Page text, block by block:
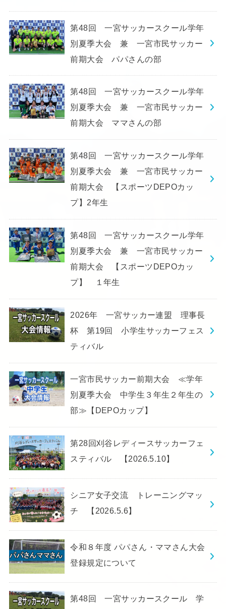
第48回 一宮サッカースクール学年
別夏季大会 兼 一宮市民サッカー
前期大会 パパさんの部
第48回 一宮サッカースクール学年
別夏季大会 兼 一宮市民サッカー
前期大会 ママさんの部
第48回 一宮サッカースクール学年
別夏季大会 兼 一宮市民サッカー
前期大会 【スポーツDEPOカッ
プ】2年生
第48回 一宮サッカースクール学年
別夏季大会 兼 一宮市民サッカー
前期大会 【スポーツDEPOカッ
プ】 １年生
2026年 一宮サッカー連盟 理事長
杯 第19回 小学生サッカーフェス
ティバル
一宮市民サッカー前期大会 ≪学年
別夏季大会 中学生３年生２年生の
部≫【DEPOカップ】
第28回刈谷レディースサッカーフェ
スティバル 【2026.5.10】
シニア女子交流 トレーニングマッ
チ 【2026.5.6】
令和８年度 パパさん・ママさん大会
登録規定について
第48回 一宮サッカースクール 学